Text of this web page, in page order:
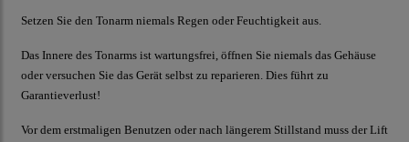
Setzen Sie den Tonarm niemals Regen oder Feuchtigkeit aus.
Das Innere des Tonarms ist wartungsfrei, öffnen Sie niemals das Gehäuse
oder versuchen Sie das Gerät selbst zu reparieren. Dies führt zu
Garantieverlust!
Vor dem erstmaligen Benutzen oder nach längerem Stillstand muss der Lift